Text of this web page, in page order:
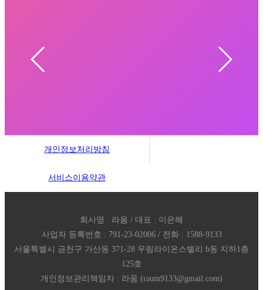
개인정보처리방침
서비스이용약관
회사명 : 라움 / 대표 : 이은혜
사업자 등록번호 : 791-23-02006 / 전화 : 1588-9133
서울특별시 금천구 가산동 371-28 우림라이온스밸리 b동 지하1층
125호
개인정보관리책임자 : 라움 (raum9133@gmail.com)